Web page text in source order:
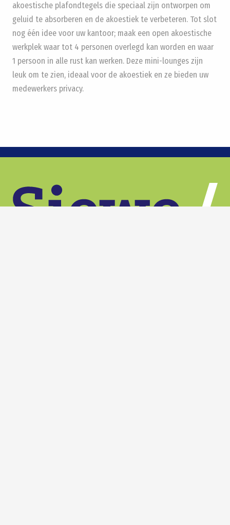
akoestische plafondtegels die speciaal zijn ontworpen om
geluid te absorberen en de akoestiek te verbeteren. Tot slot
nog één idee voor uw kantoor; maak een open akoestische
werkplek waar tot 4 personen overlegd kan worden en waar
1 persoon in alle rust kan werken. Deze mini-lounges zijn
leuk om te zien, ideaal voor de akoestiek en ze bieden uw
medewerkers privacy.